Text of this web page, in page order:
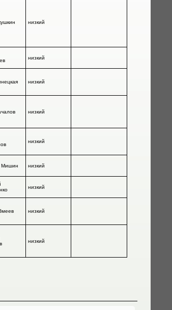
низкий
низкий
низкий
низкий
низкий
Мишин низкий
низкий
низкий
низкий